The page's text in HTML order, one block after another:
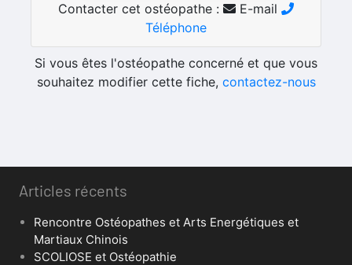
Contacter cet ostéopathe :
E-mail
Téléphone
Si vous êtes l'ostéopathe concerné et que vous
souhaitez modifier cette fiche, contactez-nous
Articles récents
Rencontre Ostéopathes et Arts Energétiques et
Martiaux Chinois
SCOLIOSE et Ostéopathie